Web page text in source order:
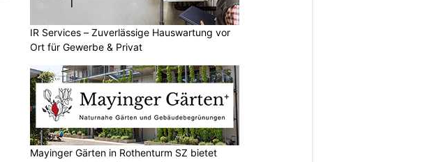
IR Services – Zuverlässige Hauswartung vor
Ort für Gewerbe & Privat
Mayinger Gärten in Rothenturm SZ bietet